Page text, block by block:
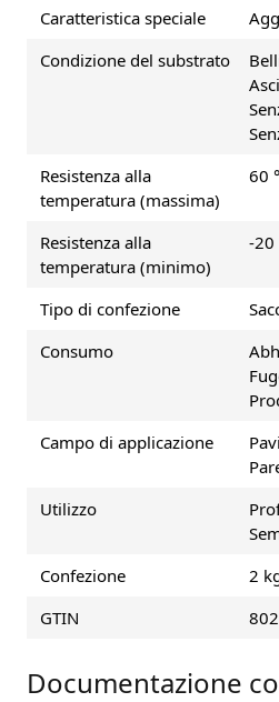
Caratteristica speciale
Condizione del substrato
Resistenza alla
temperatura (massima)
60
Resistenza alla
temperatura (minimo)
-20
Tipo di confezione
Consumo
Campo di applicazione
Utilizzo
Confezione
2
GTIN
Documentazione